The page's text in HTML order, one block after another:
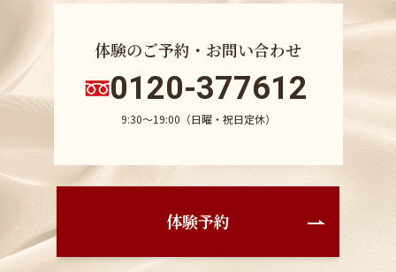
体験のご予約・お問い合わせ
0120-377612
9:30〜19:00（日曜・祝日定休）
体験予約